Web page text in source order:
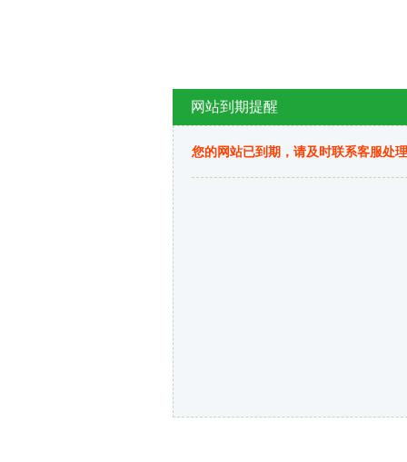
网站到期提醒
您的网站已到期，请及时联系客服处理